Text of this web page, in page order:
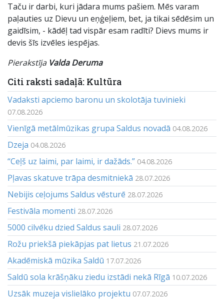
Taču ir darbi, kuri jādara mums pašiem. Mēs varam
paļauties uz Dievu un eņģeļiem, bet, ja tikai sēdēsim un
gaidīsim, - kādēļ tad vispār esam radīti? Dievs mums ir
devis šīs izvēles iespējas.
Pierakstīja Valda Deruma
Citi raksti sadaļā: Kultūra
Vadaksti apciemo baronu un skolotāja tuvinieki
07.08.2026
Vienīgā metālmūzikas grupa Saldus novadā 04.08.2026
Dzeja 04.08.2026
“Ceļš uz laimi, par laimi, ir dažāds.” 04.08.2026
Pļavas skatuve trāpa desmitniekā 28.07.2026
Nebijis ceļojums Saldus vēsturē 28.07.2026
Festivāla momenti 28.07.2026
5000 cilvēku dzied Saldus sauli 28.07.2026
Rožu priekšā piekāpjas pat lietus 21.07.2026
Akadēmiskā mūzika Saldū 17.07.2026
Saldū sola krāšņāku ziedu izstādi nekā Rīgā 10.07.2026
Uzsāk muzeja vislielāko projektu 07.07.2026